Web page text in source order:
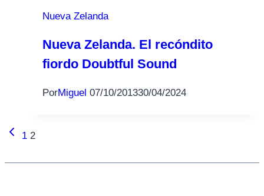
Nueva Zelanda
Nueva Zelanda. El recóndito
fiordo Doubtful Sound
PorMiguel 07/10/201330/04/2024
Navegación
de
Página
1 2